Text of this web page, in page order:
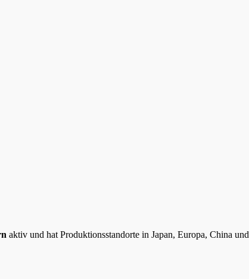
aktiv und hat Produktionsstandorte in Japan, Europa, China